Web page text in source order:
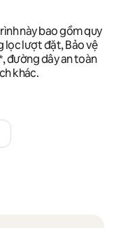
này bao gồm quy
lọc lượt đặt, Bảo vệ
đường dây an toàn
khác.